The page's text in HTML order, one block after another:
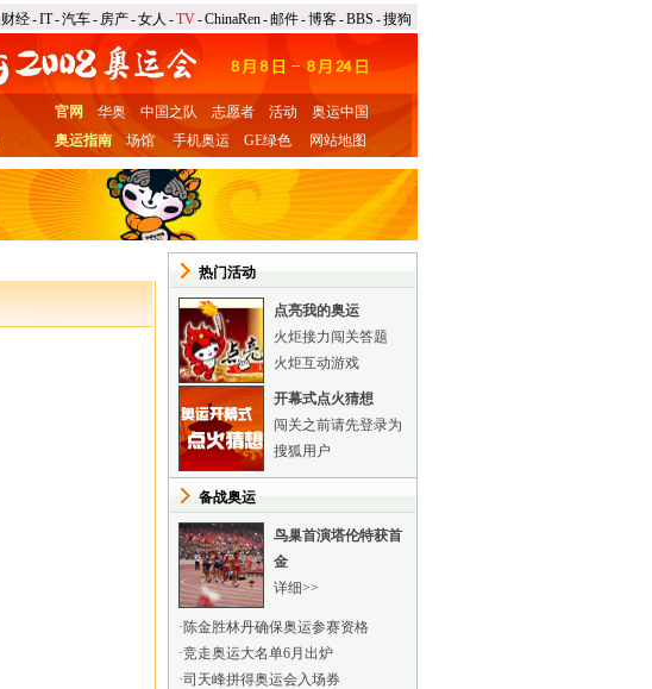
财经-IT-汽车- 房产-女人 -TV-ChinaRen-邮件-博客-BBS -搜狗
官网 华奥 中国之队 志愿者 活动
奥运中国
奥运指南
场馆 手机奥运 GE绿色 网站地图
热门活动
点亮我的奥运
火炬接力闯关答题
火炬互动游戏
开幕式点火猜想
闯关之前请先登录为
搜狐用户
备战奥运
鸟巢首演塔伦特获首
金
详细>>
·陈金胜林丹确保奥运参赛资格
·竞走奥运大名单6月出炉
·司天峰拼得奥运会入场券